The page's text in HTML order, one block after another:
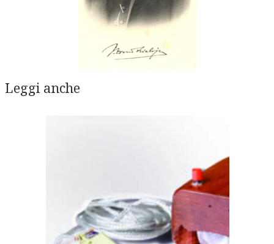
Leggi anche